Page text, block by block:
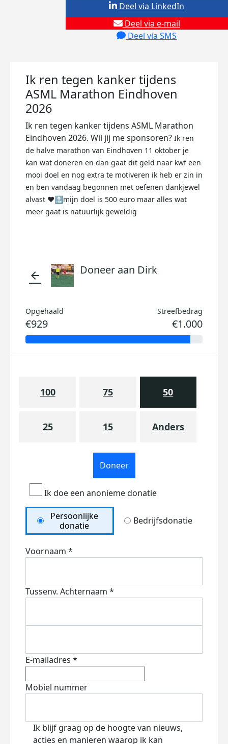
Deel via e-mail
Deel via SMS
Deel via LinkedIn
Ik ren tegen kanker tijdens
ASML Marathon Eindhoven
2026
Ik ren tegen kanker tijdens ASML Marathon
Eindhoven 2026. Wil jij me sponsoren? Ik ren
de halve marathon van Eindhoven 11 oktober je
kan wat doneren en dan gaat dit geld naar kwf een
mooi doel en nog extra te motiveren ik heb er zin in
en ben vandaag begonnen met oefenen dankjewel
alvast ❤️🔝mijn doel is 500 euro maar alles wat
meer gaat is natuurlijk geweldig
arrow_back Doneer aan Dirk
Opgehaald
€929
Streefbedrag
€1.000
100 75 50
25 15 Anders
Doneer
Ik doe een anonieme donatie
Persoonlijke
donatie
Bedrijfsdonatie
Voornaam *
Tussenv. Achternaam *
E-mailadres *
Mobiel nummer
Ik blijf graag op de hoogte van nieuws,
acties en manieren waarop ik kan